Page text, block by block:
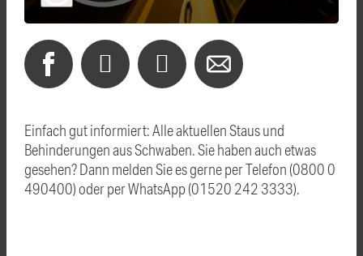
Einfach gut informiert: Alle aktuellen Staus und
Behinderungen aus Schwaben. Sie haben auch etwas
gesehen? Dann melden Sie es gerne per Telefon (0800 0
490400) oder per WhatsApp (01520 242 3333).